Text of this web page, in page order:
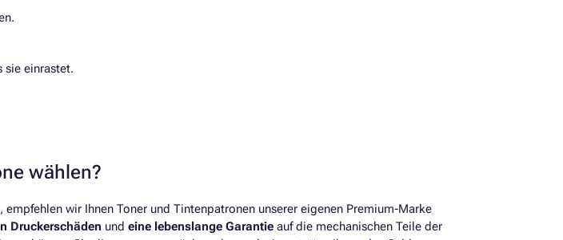
sie einrastet.
wählen?
, empfehlen wir Ihnen Toner und Tintenpatronen unserer eigenen Premium-Marke
Druckerschäden und eine lebenslange Garantie auf die mechanischen Teile der